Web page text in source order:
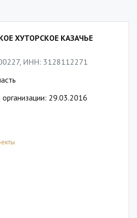
ХУТОРСКОЕ КАЗАЧЬЕ
ИНН: 3128112271
организации: 29.03.2016